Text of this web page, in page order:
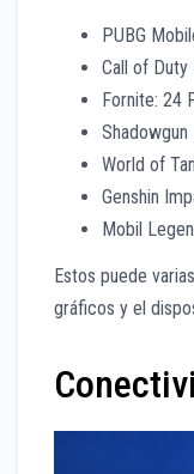
PUBG
Call of Duty
Fornite: 24
World of
Genshin
Mobil
Estos puede
gráficos y el